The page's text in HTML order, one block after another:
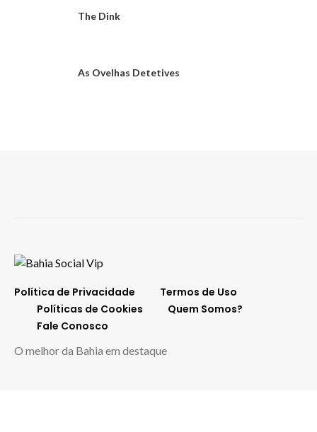
The Dink
As Ovelhas Detetives
Política de Privacidade
Termos de Uso
Políticas de Cookies
Quem Somos?
Fale Conosco
O melhor da Bahia em destaque